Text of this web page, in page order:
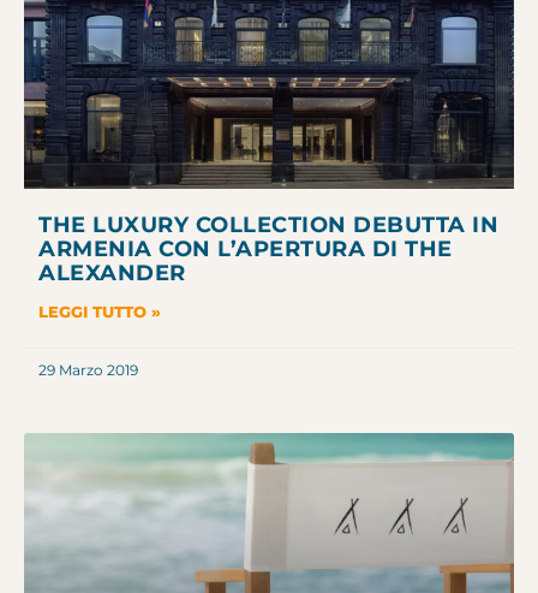
THE LUXURY COLLECTION DEBUTTA IN
ARMENIA CON L’APERTURA DI THE
ALEXANDER
LEGGI TUTTO »
29 Marzo 2019